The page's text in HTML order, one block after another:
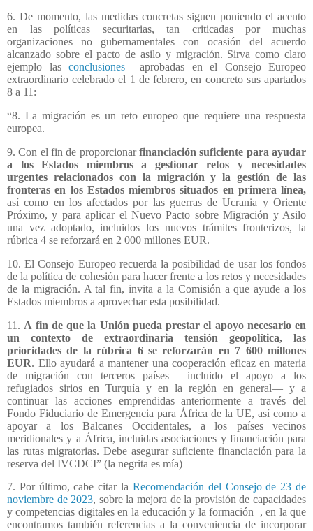
6. De momento, las medidas concretas siguen poniendo el acento
en las políticas securitarias, tan criticadas por muchas
organizaciones no gubernamentales con ocasión del acuerdo
alcanzado sobre el pacto de asilo y migración. Sirva como claro
ejemplo las conclusiones
aprobadas en el Consejo Europeo
extraordinario celebrado el 1 de febrero, en concreto sus apartados
8 a 11:
“8. La migración es un reto europeo que requiere una respuesta
europea.
9. Con el fin de proporcionarfinanciación suficiente para ayudar
a los Estados miembros a gestionar retos y necesidades
urgentes relacionados con la migración y la gestión de las
fronteras en los Estados miembros situados en primera línea,
así como en los afectados por las guerras de Ucrania y Oriente
Próximo, y para aplicar el Nuevo Pacto sobre Migración y Asilo
una vez adoptado, incluidos los nuevos trámites fronterizos, la
rúbrica 4 se reforzará en 2 000 millones EUR.
10. El Consejo Europeo recuerda la posibilidad de usar los fondos
de la política de cohesión para hacer frente a los retos y necesidades
de la migración. A tal fin, invita a la Comisión a que ayude a los
Estados miembros a aprovechar esta posibilidad.
11. A fin de que la Unión pueda prestar el apoyo necesario en
un contexto de extraordinaria tensión geopolítica, las
prioridades de la rúbrica 6 se reforzarán en 7 600 millones
EUR. Ello ayudará a mantener una cooperación eficaz en materia
de migración con terceros países —incluido el apoyo a los
refugiados sirios en Turquía y en la región en general— y a
continuar las acciones emprendidas anteriormente a través del
Fondo Fiduciario de Emergencia para África de la UE, así como a
apoyar a los Balcanes Occidentales, a los países vecinos
meridionales y a África, incluidas asociaciones y financiación para
las rutas migratorias. Debe asegurar suficiente financiación para la
reserva del IVCDCI” (la negrita es mía)
7. Por último, cabe citar la Recomendación del Consejo de 23 de
noviembre de 2023, sobre la mejora de la provisión de capacidades
y competencias digitales en la educación y la formación
, en la que
encontramos también referencias a la conveniencia de incorporar